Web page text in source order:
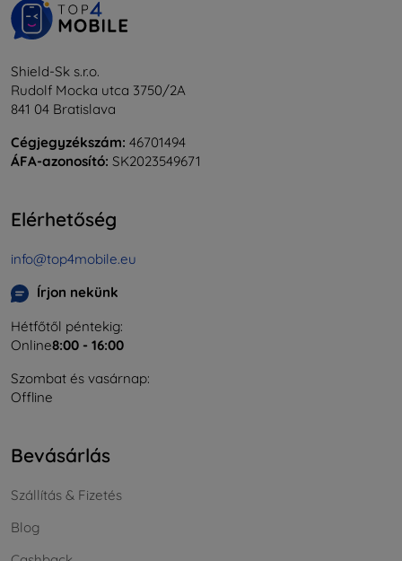
Shield-Sk s.r.o.
Rudolf Mocka utca 3750/2A
841 04 Bratislava
Cégjegyzékszám: 46701494
ÁFA-azonosító: SK2023549671
Elérhetőség
info@top4mobile.eu
Írjon nekünk
Hétfőtől péntekig:
Online8:00 - 16:00
Szombat és vasárnap:
Offline
Bevásárlás
Szállítás & Fizetés
Blog